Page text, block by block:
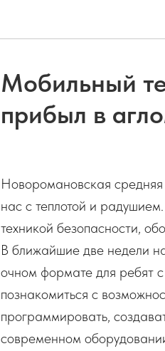
Мобильный
прибыл в
Новоромановская
нас с теплотой и
техникой безопасности,
В ближайшие две недели
очном формате для ребят
познакомиться с
программировать,
современном